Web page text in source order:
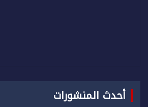
أحدث المنشورات